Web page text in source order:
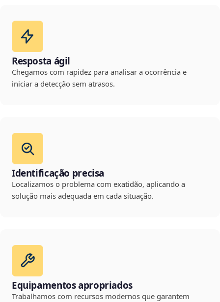
Resposta ágil
Chegamos com rapidez para analisar a ocorrência e
iniciar a detecção sem atrasos.
Identificação precisa
Localizamos o problema com exatidão, aplicando a
solução mais adequada em cada situação.
Equipamentos apropriados
Trabalhamos com recursos modernos que garantem